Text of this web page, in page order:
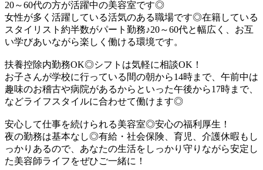
20～60代の方が活躍中の美容室です◎
女性が多く活躍している活気のある職場です◎在籍している
スタイリスト約半数がパート勤務♪20～60代と幅広く、お互
い学びあいながら楽しく働ける環境です。
扶養控除内勤務OK◎シフトは気軽に相談OK！
お子さんが学校に行っている間の朝から14時まで、午前中は
趣味のお稽古や病院があるからといった午後から17時まで、
などライフスタイルに合わせて働けます◎
安心して仕事を続けられる美容室◎安心の福利厚生！
夜の勤務は基本なし◎有給・社会保険、育児、介護休暇もし
っかりあるので、あなたの生活をしっかり守りながら安定し
た美容師ライフをぜひご一緒に！